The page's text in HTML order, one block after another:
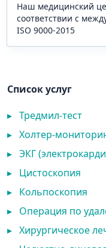
Наш медицинский
соответствии с
ISO 9000-2015
Список услуг
▸ Тредмил-тест
▸ Холтер-
▸ ЭКГ
▸ Цистоскопия
▸ Кольпоскопия
▸ Операция по
▸ Хирургическое